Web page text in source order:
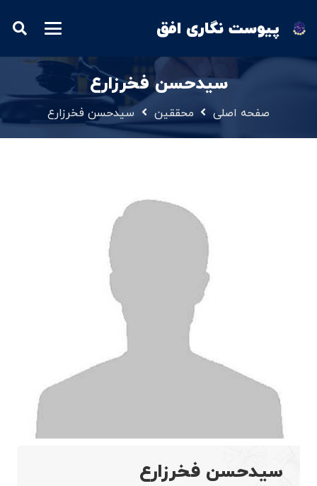
پیوست نگاری افق
سیدحسن فخرزارع
صفحه اصلی محققین سیدحسن فخرزارع
سیدحسن فخرزارع